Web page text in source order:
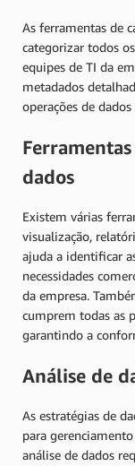
As ferramentas de
categorizar todos
equipes de TI da
metadados
operações de
dados
Existem várias
visualização,
ajuda a identificar
necessidades
da empresa.
cumprem todas as
garantindo a
Análise de
As estratégias de
para
análise de dados